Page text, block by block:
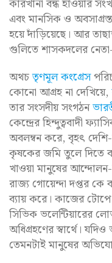
কারখানা বন্ধ হাওয়ার
এবং মানসিক ও
হয়ে দাঁড়িয়েছে। আর
গুলিতে শাসকদলের নেতা-
অথচতৃণমূল কংগ্রেস
কোনো আগ্রহ না দেখিয়ে,
তার সংসদীয় সংগঠন
কেন্দ্রের হিন্দুত্ববাদী
অবলম্বন করে, বৃহৎ
কৃষকের জমি তুলে দিতে
খাওয়া মানুষের
রাজ্য গোয়েন্দা দপ্তর কে
ব্যায় করে। কাজের টোপে
সিভিক ভলেন্টিয়ারের
অধিগ্রহণের স্বার্থে।
তেমনটাই মানুষের